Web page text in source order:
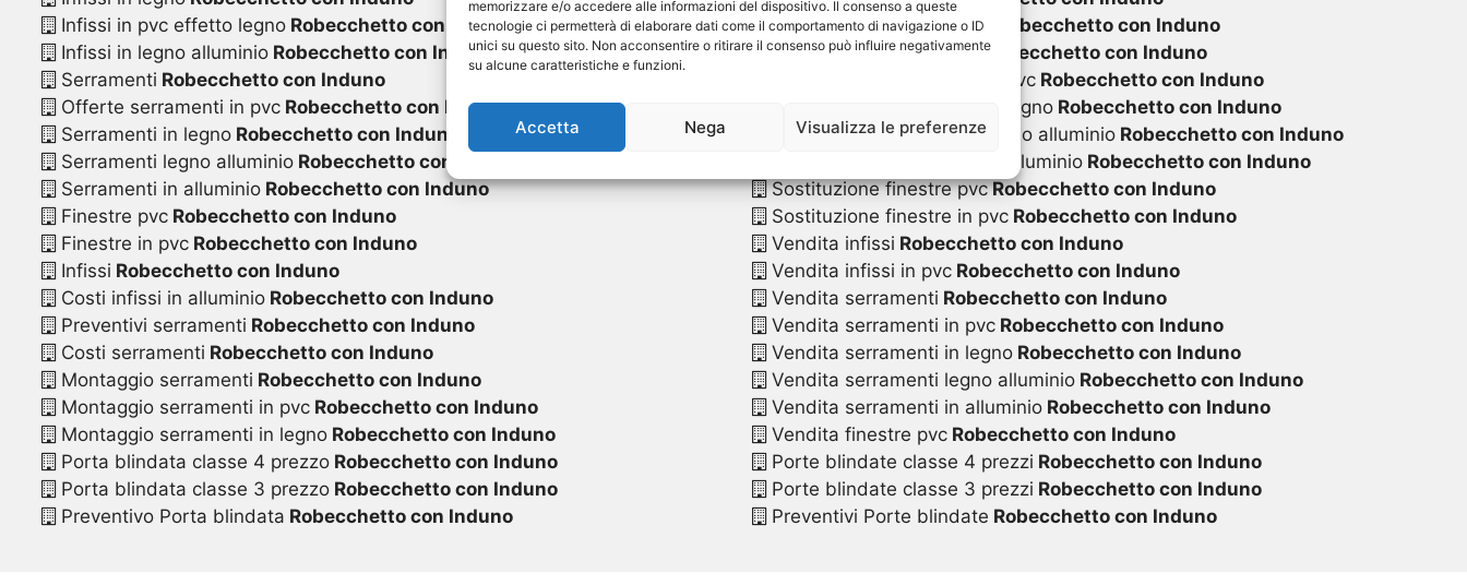
memorizzare e/o accedere alle informazioni del dispositivo. Il consenso a queste
tecnologie ci permetterà di elaborare dati come il comportamento di navigazione o ID
unici su questo sito. Non acconsentire o ritirare il consenso può influire negativamente
su alcune caratteristiche e funzioni.
Accetta Nega Visualizza le preferenze
Infissi in pvc effetto legnoRobecchetto con Induno
Infissi in legno alluminioRobecchetto con Induno
Serramenti Robecchetto con Induno
Offerte serramenti in pvcRobecchetto con Induno
Serramenti in legnoRobecchetto con Induno
Serramenti legno alluminioRobecchetto con Induno
Serramenti in alluminioRobecchetto con Induno
Finestre pvcRobecchetto con Induno
Finestre in pvcRobecchetto con Induno
Infissi Robecchetto con Induno
Costi infissi in alluminioRobecchetto con Induno
Preventivi serramenti Robecchetto con Induno
Costi serramenti Robecchetto con Induno
Montaggio serramenti Robecchetto con Induno
Montaggio serramenti in pvcRobecchetto con Induno
Montaggio serramenti in legnoRobecchetto con Induno
Porta blindata classe 4 prezzoRobecchetto con Induno
Porta blindata classe 3 prezzoRobecchetto con Induno
Preventivo Porta blindata Robecchetto con Induno
Sostituzione infissi in pvc
Robecchetto con Induno
Sostituzione serramentiRobecchetto con Induno
Sostituzione serramenti in pvc Robecchetto con Induno
Sostituzione serramenti in legno Robecchetto con Induno
Sostituzione serramenti legno alluminio Robecchetto con Induno
Sostituzione serramenti in alluminio Robecchetto con Induno
Sostituzione finestre pvcRobecchetto con Induno
Sostituzione finestre in pvc Robecchetto con Induno
Vendita infissi Robecchetto con Induno
Vendita infissi in pvc Robecchetto con Induno
Vendita serramenti Robecchetto con Induno
Vendita serramenti in pvc Robecchetto con Induno
Vendita serramenti in legno Robecchetto con Induno
Vendita serramenti legno alluminio Robecchetto con Induno
Vendita serramenti in alluminio Robecchetto con Induno
Vendita finestre pvc Robecchetto con Induno
Porte blindate classe 4 prezzi Robecchetto con Induno
Porte blindate classe 3 prezzi Robecchetto con Induno
Preventivi Porte blindate Robecchetto con Induno